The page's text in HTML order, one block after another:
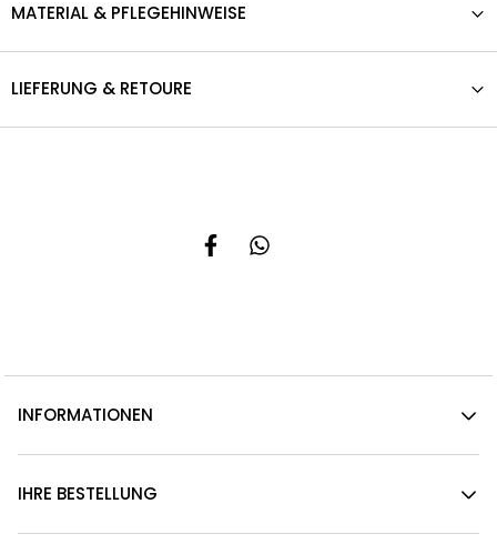
MATERIAL & PFLEGEHINWEISE
LIEFERUNG & RETOURE
INFORMATIONEN
IHRE BESTELLUNG